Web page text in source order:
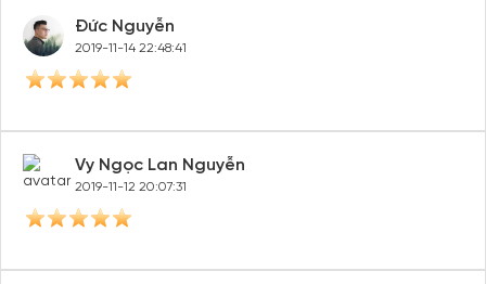
Đức Nguyễn
2019-11-14 22:48:41
Vy Ngọc Lan Nguyễn
2019-11-12 20:07:31